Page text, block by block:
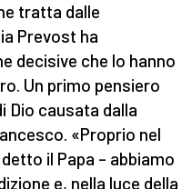
tratta dalle
Prevost ha
decisive che lo hanno
Un primo pensiero
Dio causata dalla
«Proprio nel
il Papa – abbiamo
e, nella luce della